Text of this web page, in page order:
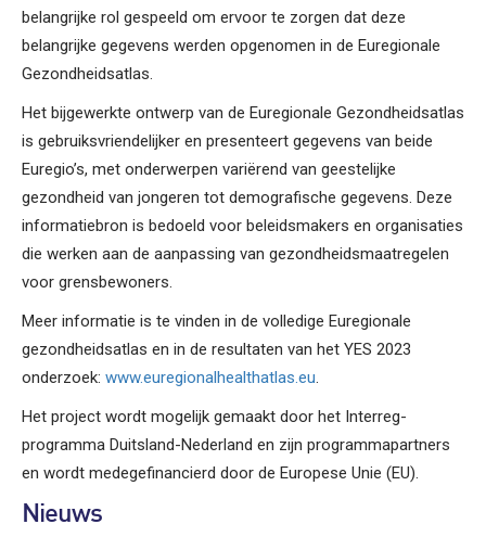
belangrijke rol gespeeld om ervoor te zorgen dat deze
belangrijke gegevens werden opgenomen in de Euregionale
Gezondheidsatlas.
Het bijgewerkte ontwerp van de Euregionale Gezondheidsatlas
is gebruiksvriendelijker en presenteert gegevens van beide
Euregio’s, met onderwerpen variërend van geestelijke
gezondheid van jongeren tot demografische gegevens. Deze
informatiebron is bedoeld voor beleidsmakers en organisaties
die werken aan de aanpassing van gezondheidsmaatregelen
voor grensbewoners.
Meer informatie is te vinden in de volledige Euregionale
gezondheidsatlas en in de resultaten van het YES 2023
onderzoek: www.euregionalhealthatlas.eu.
Het project wordt mogelijk gemaakt door het Interreg-
programma Duitsland-Nederland en zijn programmapartners
en wordt medegefinancierd door de Europese Unie (EU).
Nieuws